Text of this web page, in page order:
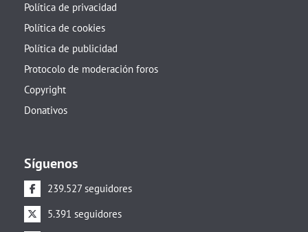
Política de privacidad
Política de cookies
Política de publicidad
Protocolo de moderación foros
Copyright
Donativos
Síguenos
239.527 seguidores
5.391 seguidores